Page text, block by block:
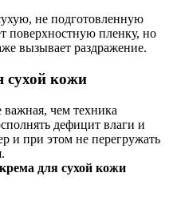
не подготовленную
поверхностную пленку, но
вызывает раздражение.
сухой кожи
чем техника
дефицит влаги и
и при этом не перегружать
для сухой кожи